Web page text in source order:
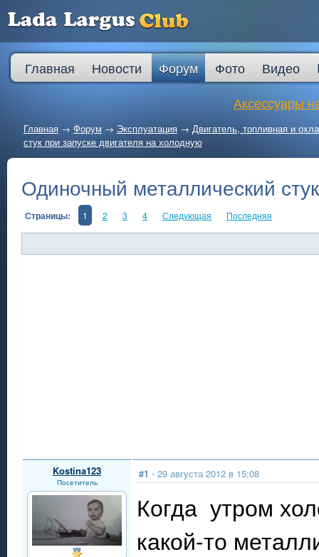
Главная Новости Форум Фото Видео
Аксессуары
Главная → Форум → Эксплуатация → Двигатель, топливная и
стук при запуске двигателя на холодную
Одиночный металлический
Страницы: 1 2 3 4 Следующая Последняя
Kostina123
Посетитель
#1 - 29 августа 2012 в 15:08
Когда утром
какой-то